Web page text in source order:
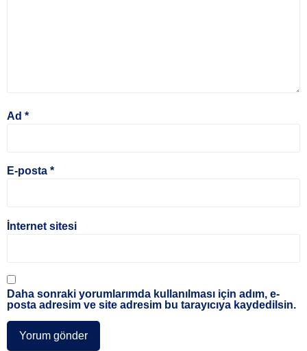
Ad *
E-posta *
İnternet sitesi
Daha sonraki yorumlarımda kullanılması için adım, e-
posta adresim ve site adresim bu tarayıcıya kaydedilsin.